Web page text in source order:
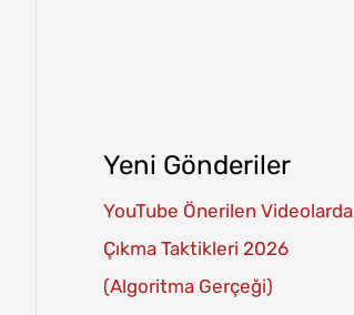
Yeni Gönderiler
YouTube Önerilen Videolarda
Çıkma Taktikleri 2026
(Algoritma Gerçeği)